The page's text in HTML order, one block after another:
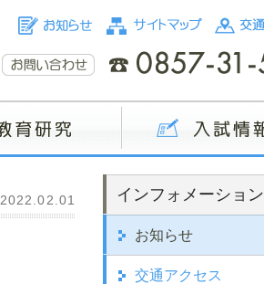
インフォメーション
お知らせ
交通アクセス
2022.02.01